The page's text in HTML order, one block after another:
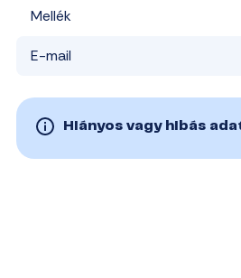
Mellék
E-mail
Hiányos vagy hibás